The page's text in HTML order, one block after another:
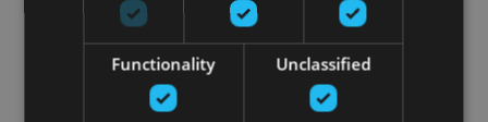
Functionality Unclassified